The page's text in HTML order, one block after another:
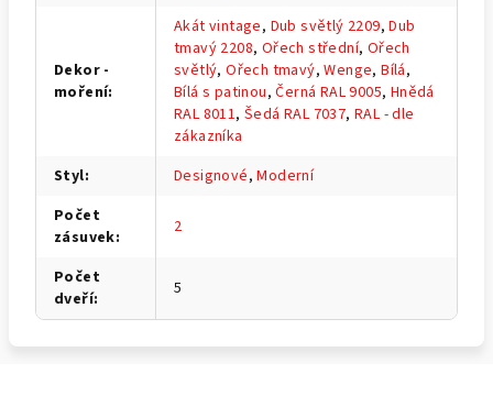
Dekor -
moření:
Akát vintage, Dub světlý 2209,Dub
tmavý 2208, Ořech střední, Ořech
světlý,Ořech tmavý,Wenge,Bílá,
Bílá s patinou,Černá RAL 9005, Hnědá
RAL 8011,Šedá RAL 7037,RAL - dle
zákazníka
Styl: Designové,Moderní
Počet
zásuvek: 2
Počet
dveří: 5